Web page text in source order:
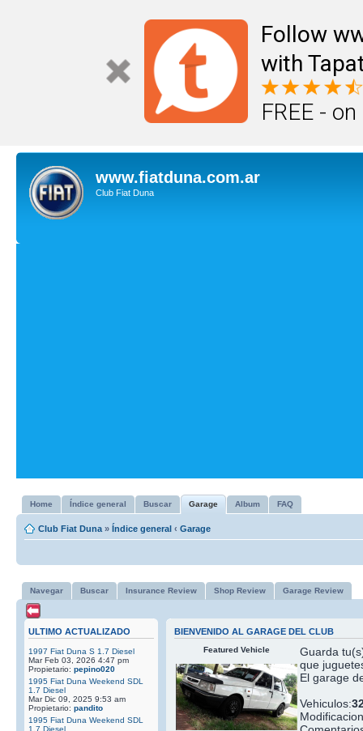
Follow
with
FREE -
www.fiatduna.com.ar
Club Fiat Duna
Home Índice general Buscar Garage Album FAQ
Club Fiat Duna » Índice general ‹ Garage
Navegar Buscar Insurance Review Shop Review Garage Review
ULTIMO ACTUALIZADO
1997 Fiat Duna S 1.7 Diesel
Mar Feb 03, 2026 4:47 pm
Propietario: pepino020
1995 Fiat Duna Weekend SDL
1.7 Diesel
Mar Dic 09, 2025 9:53 am
Propietario: pandito
1995 Fiat Duna Weekend SDL
1.7 Diesel
BIENVENIDO AL GARAGE DEL CLUB
Featured Vehicle
Guarda
que
El garage
Vehiculos: